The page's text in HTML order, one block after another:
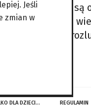
improwizacji są
improwizacji z
impro,
DLA DZIECI… REGULAMIN
Jeśli
zmian w